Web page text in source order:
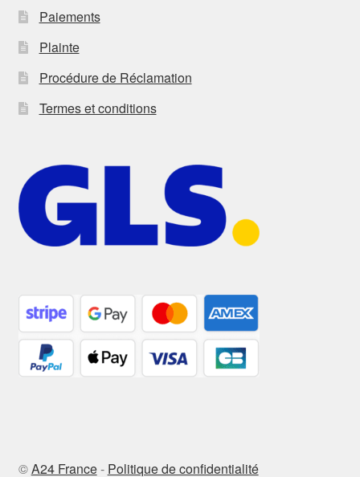
Paiements
Plainte
Procédure de Réclamation
Termes et conditions
©A24 France- Politique de confidentialité